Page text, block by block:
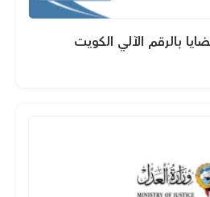
بالرقم الآلي الكويت